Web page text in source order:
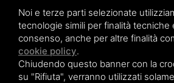
Noi e terze parti selezionate
tecnologie simili per finalità tecniche
consenso, anche per altre finalità
cookie policy.
Chiudendo questo banner con la
su "Rifiuta", verranno utilizzati